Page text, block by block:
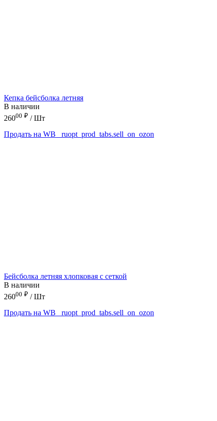
Кепка бейсболка летняя
В наличии
26000 ₽ / Шт
Продать на WB
_ruopt_prod_tabs.sell_on_ozon
Бейсболка летняя хлопковая с сеткой
В наличии
26000 ₽ / Шт
Продать на WB
_ruopt_prod_tabs.sell_on_ozon